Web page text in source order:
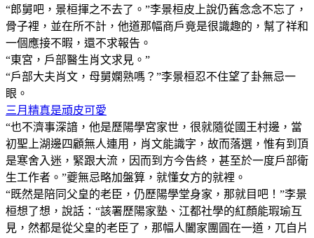
“郎舅吧，景桓揮之不去了。”李景桓皮上說仍舊念念不忘了，
骨子裡，並在所不計，他道那幅商戶竟是很識趣的，幫了祥和
一個應接不暇，還不求報告。
“東宮，戶部醫生肖文求見。”
“戶部大夫肖文，母舅嫻熟嗎？”李景桓忍不住望了卦無忌一
眼。
三月精真是頑皮可愛
“也不濟事深諳，他是歷陽學宮家世，很就隨從國王村邊，當
初聖上湖邊四顧無人連用，肖文能識字，故而落選，惟有到頂
是寒舍入迷，緊跟大流，因而到方今告終，甚至於一度戶部衛
生工作者。”夔無忌略加盤算，就懂女方的就裡。
“既然是陪同父皇的老臣，仍歷陽學堂身家，那就目吧！”李景
桓想了想，說話：“該署歷陽家塾、江都社學的紅顏能瑕瑜互
見，然都是從父皇的老臣了，那幅人闔家團圓在一道，兀自片